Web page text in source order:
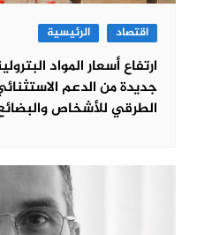
اقتصاد الرئيسية
ارتفاع أسعار المواد
جديدة من الدعم
الطرقي للأشخاص